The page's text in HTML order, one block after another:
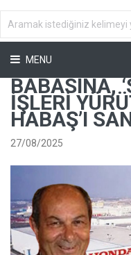
MENU
BABASINA,
İŞLERI
HABAŞ’I
27/08/2025